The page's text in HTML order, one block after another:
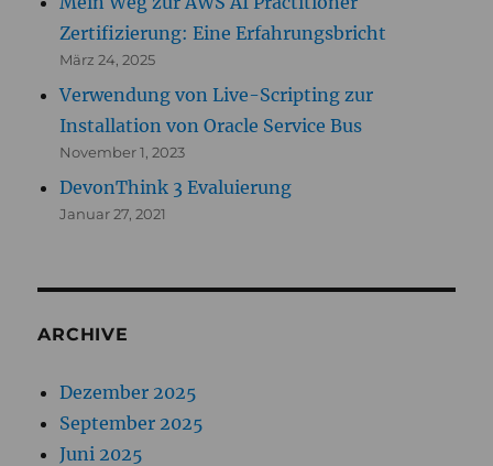
Zertifizierung: Eine Erfahrungsbricht
März 24, 2025
Verwendung von Live-Scripting zur
Installation von Oracle Service Bus
November 1, 2023
DevonThink 3 Evaluierung
Januar 27, 2021
ARCHIVE
Dezember 2025
September 2025
Juni 2025